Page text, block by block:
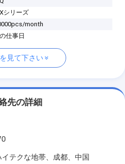
シリーズ
month
仕事日
見て下さい
先の詳細
テクな地帯、成都、中国